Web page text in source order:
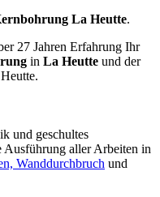
La Heutte.
27 Jahren Erfahrung Ihr
in La Heutte und der
und geschultes
Ausführung aller Arbeiten in
Wanddurchbruch und